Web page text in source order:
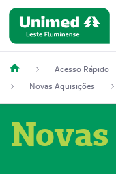
Acesso Rápido
Novas Aquisições